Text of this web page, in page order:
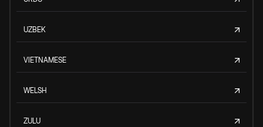
UZBEK
VIETNAMESE
WELSH
ZULU